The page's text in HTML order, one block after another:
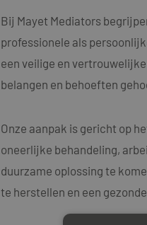
Bij Mayet Mediators
professionele als
een veilige en
belangen en behoeften
Onze aanpak is gericht op
oneerlijke behandeling,
duurzame oplossing te
te herstellen en een